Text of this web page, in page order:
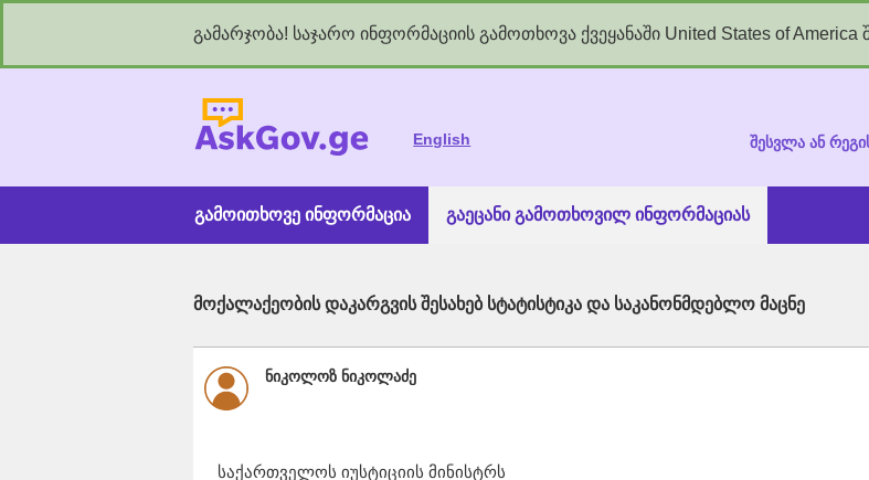
გამარჯობა! საჯარო ინფორმაციის გამოთხოვა ქვეყანაში United States of America
English შესვლა ან
გამოითხოვე ინფორმაცია გაეცანი გამოთხოვილ ინფორმაციას
მოქალაქეობის დაკარგვის შესახებ სტატისტიკა და საკანონმდებლო მაცნე
ნიკოლოზ ნიკოლაძე
საქართველოს იუსტიციის მინისტრს